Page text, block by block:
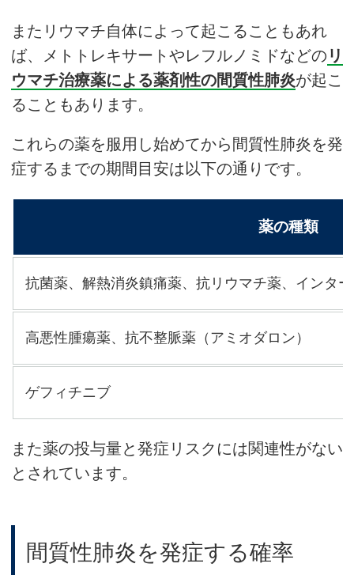
またリウマチ自体によって起こることもあれ
ば、メトトレキサートやレフルノミドなどの リ
ウマチ治療薬による薬剤性の間質性肺炎が起こ
ることもあります。
これらの薬を服用し始めてから間質性肺炎を発
症するまでの期間目安は以下の通りです。
薬の種類
抗菌薬、解熱消炎鎮痛薬、抗リウマチ薬、インタ
高悪性腫瘍薬、抗不整脈薬（アミオダロン）
ゲフィチニブ
また薬の投与量と発症リスクには関連性がない
とされています。
間質性肺炎を発症する確率